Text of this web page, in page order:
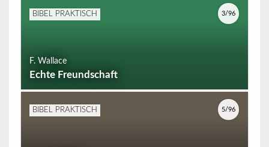
BIBEL PRAKTISCH
F. Wallace
Echte Freundschaft
3/96
BIBEL PRAKTISCH 5/96